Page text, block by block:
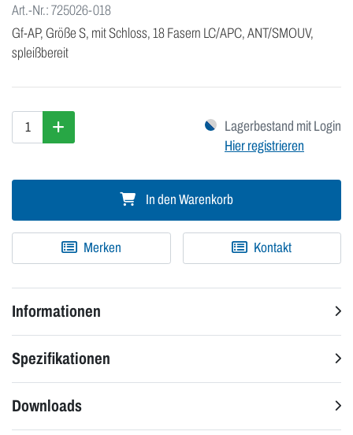
Art.-Nr.: 725026-018
Gf-AP, Größe S, mit Schloss, 18 Fasern LC/APC, ANT/SMOUV,
spleißbereit
Lagerbestand mit Login
Hier registrieren
In den Warenkorb
Merken Kontakt
Informationen
Spezifikationen
Downloads